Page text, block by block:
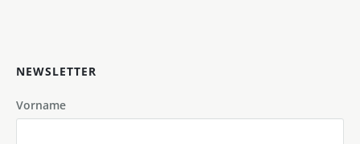
NEWSLETTER
Vorname